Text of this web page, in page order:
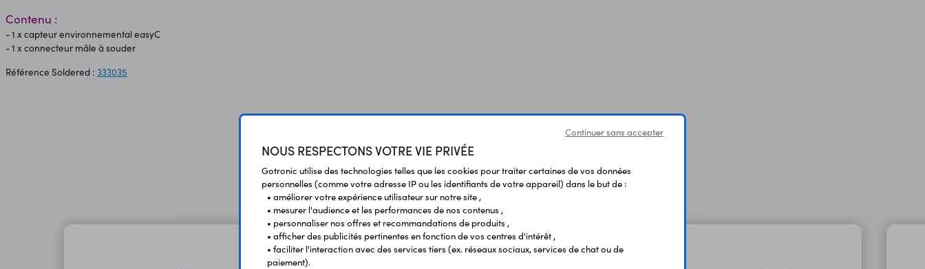
Contenu :
- 1 x capteur environnemental easyC
- 1 x connecteur mâle à souder
Référence Soldered : 333035
Produits liés à cet article
Continuer sans accepter
NOUS RESPECTONS VOTRE VIE PRIVÉE
Gotronic utilise des technologies telles que les cookies pour traiter certaines de vos données
personnelles (comme votre adresse IP ou les identifiants de votre appareil) dans le but de :
• améliorer votre expérience utilisateur sur notre site ,
• mesurer l'audience et les performances de nos contenus ,
• personnaliser nos offres et recommandations de produits ,
• afficher des publicités pertinentes en fonction de vos centres d'intérêt ,
• faciliter l'interaction avec des services tiers (ex. réseaux sociaux, services de chat ou de
paiement).